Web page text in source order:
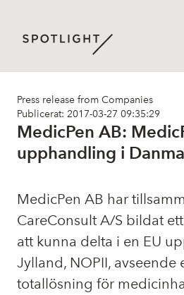
Press release from Companies
Publicerat: 2017-03-27 09:35:29
MedicPen AB:
upphandling i
MedicPen AB har
CareConsult A/S bildat
att kunna delta i en EU
Jylland, NOPII, avseende
totallösning för